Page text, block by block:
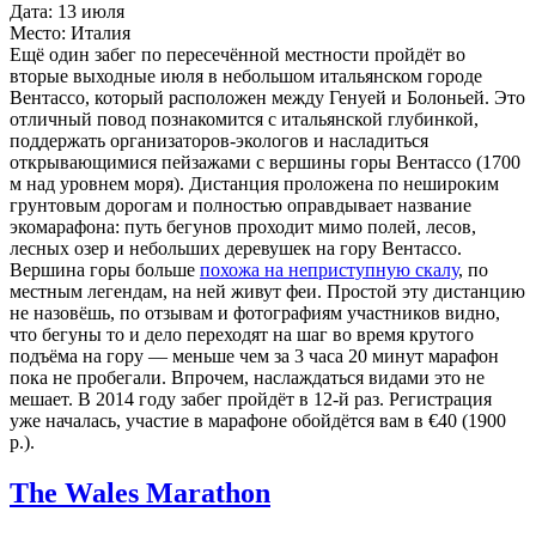
Дата: 13 июля
Место: Италия
Ещё один забег по пересечённой местности пройдёт во
вторые выходные июля в небольшом итальянском городе
Вентассо, который расположен между Генуей и Болоньей. Это
отличный повод познакомится с итальянской глубинкой,
поддержать организаторов-экологов и насладиться
открывающимися пейзажами с вершины горы Вентассо (1700
м над уровнем моря). Дистанция проложена по нешироким
грунтовым дорогам и полностью оправдывает название
экомарафона: путь бегунов проходит мимо полей, лесов,
лесных озер и небольших деревушек на гору Вентассо.
Вершина горы больше похожа на неприступную скалу, по
местным легендам, на ней живут феи. Простой эту дистанцию
не назовёшь, по отзывам и фотографиям участников видно,
что бегуны то и дело переходят на шаг во время крутого
подъёма на гору — меньше чем за 3 часа 20 минут марафон
пока не пробегали. Впрочем, наслаждаться видами это не
мешает. В 2014 году забег пройдёт в 12-й раз. Регистрация
уже началась, участие в марафоне обойдётся вам в €40 (1900
р.).
The Wales Marathon